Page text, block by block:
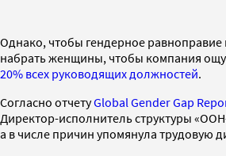
Однако, чтобы гендерное
набрать женщины, чтобы компания
20% всех руководящих должностей.
Согласно отчетуGlobal Gender Gap
Директор-исполнитель структуры
а в числе причин упомянула трудовую